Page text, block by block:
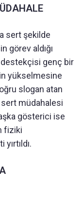
sert şekilde
görev aldığı
destekçisi genç bir
yükselmesine
slogan atan
müdahalesi
gösterici ise
fiziki